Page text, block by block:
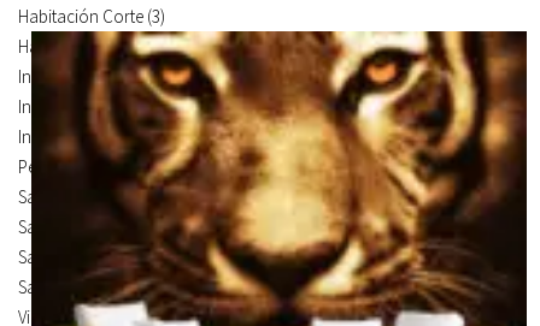
Habitación Corte (3)
Habitación Devastado(1)
Infantiles
(75)
Infantiles Corte (65)
Infantiles Devastado (10)
Personalizados
(1)
Salón
Salón Corte
Salón Devastado (3)
Salón Mural
(163)
Vinilos de Frases(5)